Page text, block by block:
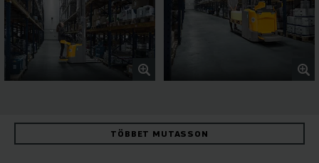
TÖBBET MUTASSON